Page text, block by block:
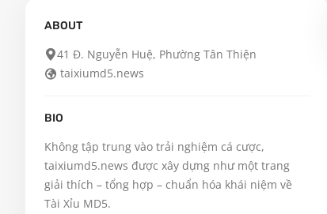
ABOUT
41 Đ. Nguyễn Huệ, Phường Tân Thiện
taixiumd5.news
BIO
Không tập trung vào trải nghiệm cá cược,
taixiumd5.news được xây dựng như một trang
giải thích – tổng hợp – chuẩn hóa khái niệm về
Tài Xỉu MD5.